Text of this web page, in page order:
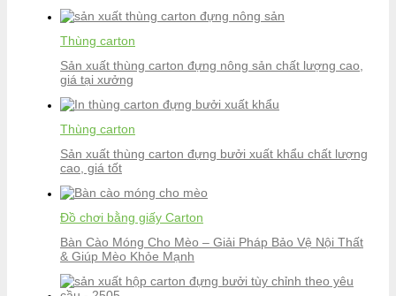
Thùng carton
Sản xuất thùng carton đựng nông sản chất lượng cao,
giá tại xưởng
Thùng carton
Sản xuất thùng carton đựng bưởi xuất khẩu chất lượng
cao, giá tốt
Đồ chơi bằng giấy Carton
Bàn Cào Móng Cho Mèo – Giải Pháp Bảo Vệ Nội Thất
& Giúp Mèo Khỏe Mạnh